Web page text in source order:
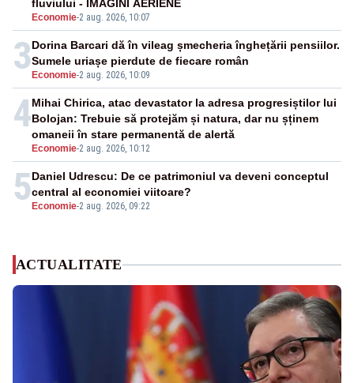
Economie-2 aug. 2026, 10:07
fluviului - IMAGINI AERIENE
3 Economie-2 aug. 2026, 10:09
Dorina Barcari dă în vileag șmecheria înghețării pensiilor.
Sumele uriașe pierdute de fiecare român
4
Economie-2 aug. 2026, 10:12
Mihai Chirica, atac devastator la adresa progresiștilor lui
Bolojan: Trebuie să protejăm și natura, dar nu șținem
omaneii în stare permanentă de alertă
5 Economie-2 aug. 2026, 09:22
Daniel Udrescu: De ce patrimoniul va deveni conceptul
central al economiei viitoare?
ACTUALITATE